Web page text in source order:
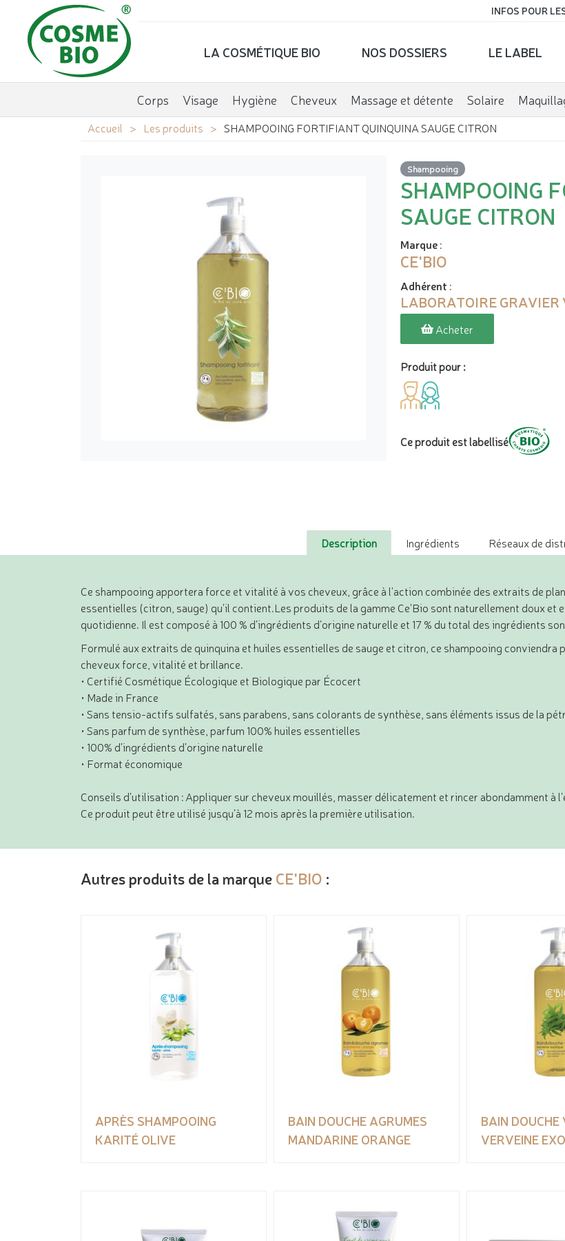
INFOS POUR
LA COSMÉTIQUE BIO NOS DOSSIERS LE LABEL
Corps Visage Hygiène Cheveux Massage et détente Solaire
Accueil Les produits SHAMPOOING FORTIFIANT QUINQUINA SAUGE CITRON
Shampooing
SHAMPOOING
SAUGE CITRON
Marque:
CE'BIO
Adhérent :
LABORATOIRE GRAVIER
Acheter
Produit pour :
Ce produit est labellisé
Description Ingrédients Réseaux de
Ce shampooing apportera force et vitalité à vos cheveux, grâce à l'action combinée des extraits de
essentielles (citron, sauge) qu'il contient.Les produits de la gamme Ce'Bio sont naturellement doux et
quotidienne. Il est composé à 100 % d’ingrédients d’origine naturelle et 17 % du total des ingrédients
Formulé aux extraits de quinquina et huiles essentielles de sauge et citron, ce shampooing
cheveux force, vitalité et brillance.
• Certifié Cosmétique Écologique et Biologique par Écocert
• Made in France
• Sans tensio-actifs sulfatés, sans parabens, sans colorants de synthèse, sans éléments issus de la
• Sans parfum de synthèse, parfum 100% huiles essentielles
• 100% d’ingrédients d’origine naturelle
• Format économique
Conseils d’utilisation : Appliquer sur cheveux mouillés, masser délicatement et rincer abondamment à
Ce produit peut être utilisé jusqu’à 12 mois après la première utilisation.
Autres produits de la marque CE'BIO :
APRÈS SHAMPOOING
KARITÉ OLIVE
BAIN DOUCHE AGRUMES
MANDARINE ORANGE
BAIN DOUCHE
VERVEINE